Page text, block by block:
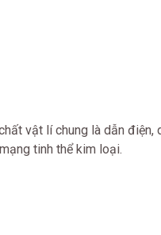
vật lí chung là dẫn
tinh thể kim loại.